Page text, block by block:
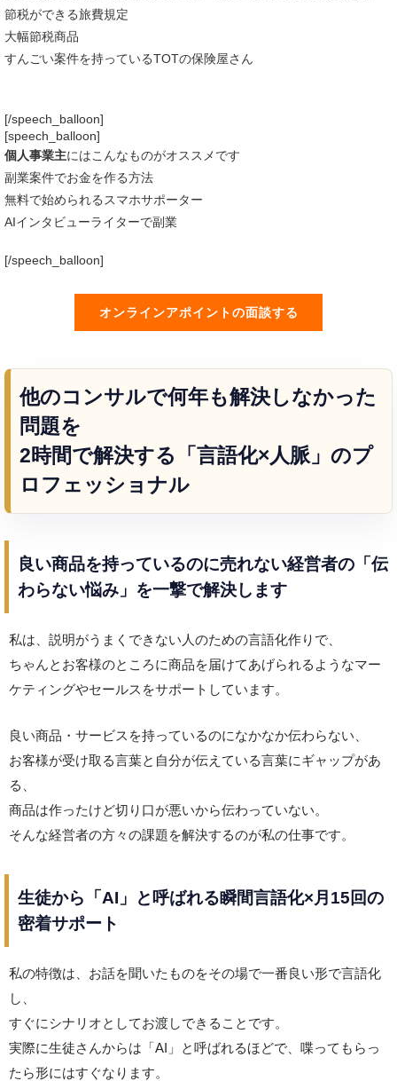
節税ができる旅費規定
大幅節税商品
すんごい案件を持っているTOTの保険屋さん
[/speech_balloon]
[speech_balloon]
個人事業主にはこんなものがオススメです
副業案件でお金を作る方法
無料で始められるスマホサポーター
AIインタビューライターで副業
[/speech_balloon]
オンラインアポイントの面談する
他のコンサルで何年も解決しなかった
問題を
2時間で解決する「言語化×人脈」のプ
ロフェッショナル
良い商品を持っているのに売れない経営者の「伝
わらない悩み」を一撃で解決します
私は、説明がうまくできない人のための言語化作りで、
ちゃんとお客様のところに商品を届けてあげられるようなマー
ケティングやセールスをサポートしています。
良い商品・サービスを持っているのになかなか伝わらない、
お客様が受け取る言葉と自分が伝えている言葉にギャップがあ
る、
商品は作ったけど切り口が悪いから伝わっていない。
そんな経営者の方々の課題を解決するのが私の仕事です。
生徒から「AI」と呼ばれる瞬間言語化×月15回の
密着サポート
私の特徴は、お話を聞いたものをその場で一番良い形で言語化
し、
すぐにシナリオとしてお渡しできることです。
実際に生徒さんからは「AI」と呼ばれるほどで、喋ってもらっ
たら形にはすぐなります。